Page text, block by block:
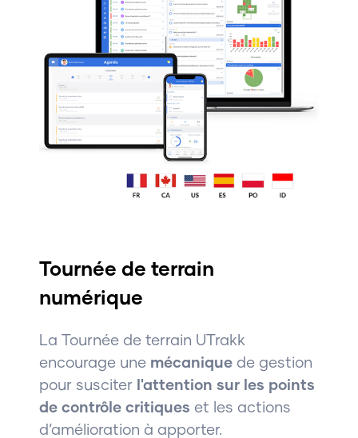
Tournée de terrain
numérique
La Tournée de terrain UTrakk
encourage une mécanique de gestion
pour susciter l'attention sur les points
de contrôle critiques et les actions
d’amélioration à apporter.